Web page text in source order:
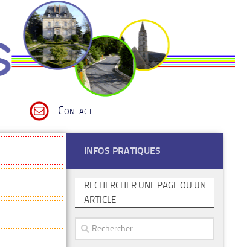
Contact
INFOS PRATIQUES
RECHERCHER UNE PAGE OU UN
ARTICLE